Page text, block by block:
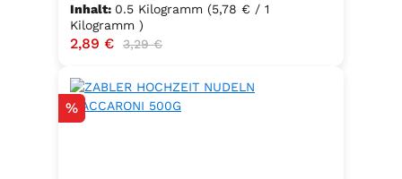
Inhalt: 0.5 Kilogramm (5,78 € / 1
Kilogramm )
Verkaufspreis:
2,89 € Regulärer Preis:
3,29 €
Rabatt
%